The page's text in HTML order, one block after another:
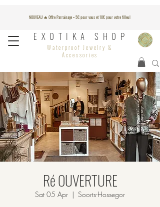
NOUVEAU 🔥 Offre Parrainage = 5€ pour vous et 10€ pour votre filleul
EXOTIKA SHOP
Waterproof Jewelry &
Accessories
Ré OUVERTURE
Sat 05 Apr
  |
Soorts-Hossegor